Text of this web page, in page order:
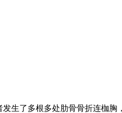
发生了多根多处肋骨骨折连枷